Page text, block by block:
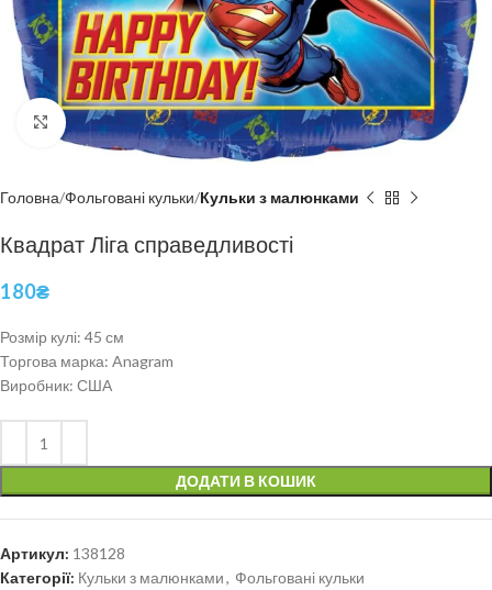
Click to enlarge
Головна Фольговані кульки Кульки з малюнками
Квадрат Ліга справедливості
180₴
Розмір кулі: 45 см
Торгова марка: Anagram
Виробник: США
ДОДАТИ В КОШИК
Артикул: 138128
Категорії: Кульки з малюнками, Фольговані кульки